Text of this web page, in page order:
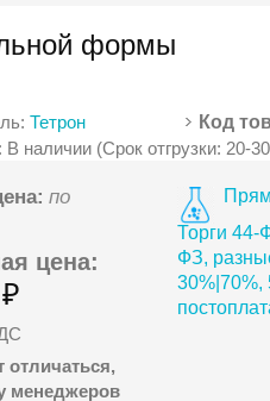
формы
Тетрон Код
В наличии (Срок отгрузки: 20-
по
цена:
отличаться,
менеджеров
Торги 44-
ФЗ,
30%|70%,